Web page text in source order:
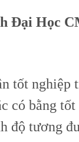
Đại Học
tốt nghiệp
có bằng
độ tương